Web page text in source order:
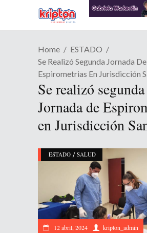
Home
ESTADO
Se Realizó Segunda Jornada De
Espirometrias En Jurisdicción
Se realizó segunda
Jornada de
en Jurisdicción
ESTADO / SALUD
12 abril, 2024 kripton_admin